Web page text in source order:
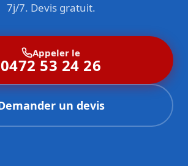
7j/7. Devis gratuit.
Appeler le
0472 53 24 26
un devis